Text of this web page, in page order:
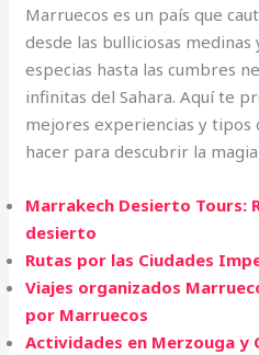
Marruecos es un país que
desde las bulliciosas medinas
especias hasta las cumbres
infinitas del Sahara. Aquí te
mejores experiencias y tipos
hacer para descubrir la
Marrakech Desierto Tours:
desierto
Rutas por las Ciudades
Viajes organizados
por Marruecos
Actividades en Merzouga y